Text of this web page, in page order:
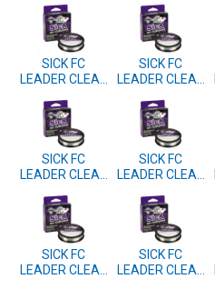
SICK FC
LEADER CLEAR
(1558788)
SICK FC
LEADER CLEAR
(1558792)
SICK FC
LEADER CLEAR
(1558790)
SICK FC
LEADER CLEAR
(1558787)
SICK FC
LEADER CLEAR
SICK FC
LEADER CLEAR